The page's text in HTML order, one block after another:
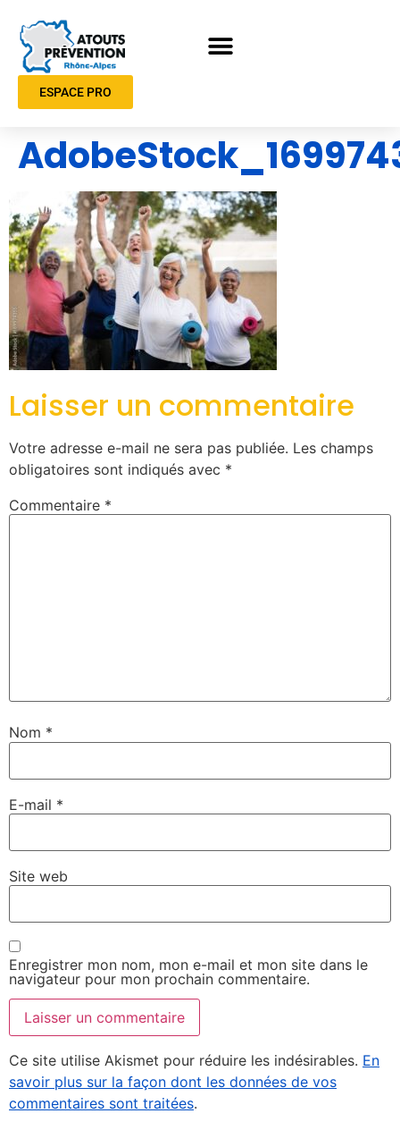
ESPACE PRO
Laisser un commentaire
Votre adresse e-mail ne sera pas publiée. Les champs
obligatoires sont indiqués avec *
Commentaire *
Nom *
E-mail *
Site web
Enregistrer mon nom, mon e-mail et mon site dans le
navigateur pour mon prochain commentaire.
Ce site utilise Akismet pour réduire les indésirables. En
savoir plus sur la façon dont les données de vos
commentaires sont traitées.